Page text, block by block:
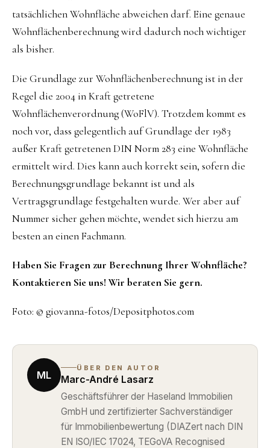
tatsächlichen Wohnfläche abweichen darf. Eine genaue
Wohnflächenberechnung wird dadurch noch wichtiger
als bisher.
Die Grundlage zur Wohnflächenberechnung ist in der
Regel die 2004 in Kraft getretene
Wohnflächenverordnung (WoFlV). Trotzdem kommt es
noch vor, dass gelegentlich auf Grundlage der 1983
außer Kraft getretenen DIN Norm 283 eine Wohnfläche
ermittelt wird. Dies kann auch korrekt sein, sofern die
Berechnungsgrundlage bekannt ist und als
Vertragsgrundlage festgehalten wurde. Wer aber auf
Nummer sicher gehen möchte, wendet sich hierzu am
besten an einen Fachmann.
Haben Sie Fragen zur Berechnung Ihrer Wohnfläche?
Kontaktieren Sie uns! Wir beraten Sie gern.
Foto: © giovanna-fotos/Depositphotos.com
ML
ÜBER DEN AUTOR
Marc-André Lasarz
Geschäftsführer der Haseland Immobilien
GmbH und zertifizierter Sachverständiger
für Immobilienbewertung (DIAZert nach DIN
EN ISO/IEC 17024, TEGoVA Recognised